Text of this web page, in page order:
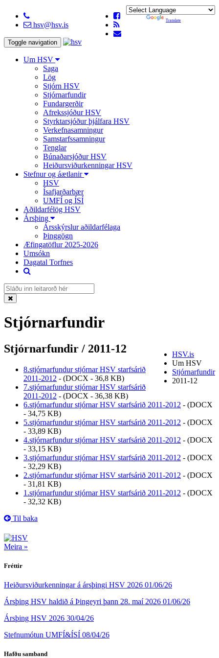
hsv@hsv.is
Translate
Toggle navigation
Um HSV
Saga
Lög
Stjórn HSV
Stjórnarfundir
Fundargerðir
Afrekssjóður HSV
Styrktarsjóður þjálfara HSV
Verkefnasamningur
Samstarfssamningur
Tenglar
Búnaðarsjóður HSV
Heiðursviðurkenningar HSV
Stefnur og áætlanir
HSV
Ísafjarðarbær
UMFÍ og ÍSÍ
Aðildarfélög HSV
Ársþing
Ársskýrslur aðildarfélaga
Þinggögn
Æfingatöflur 2025-2026
Umsókn
Dagatal Torfnes
Stjórnarfundir
HSV.is
Um HSV
Stjórnarfundir
2011-12
Stjórnarfundir / 2011-12
8.stjórnarfundur stjórnar HSV starfsárið
2011-2012 - (DOCX - 36,8 KB)
7.stjórnarfundur stjórnar HSV starfsárið
2011-2012 - (DOCX - 36,38 KB)
6.stjórnarfundur stjórnar HSV starfsárið 2011-2012 - (DOCX
- 34,75 KB)
5.stjórnarfundur stjórnar HSV starfsárið 2011-2012 - (DOCX
- 33,89 KB)
4.stjórnarfundur stjórnar HSV starfsárið 2011-2012 - (DOCX
- 33,15 KB)
3.stjórnarfundur stjórnar HSV starfsárið 2011-2012 - (DOCX
- 32,29 KB)
2.stjórnarfundur stjórnar HSV starfsárið 2011-2012 - (DOCX
- 31,81 KB)
1.stjórnarfundur stjórnar HSV starfsárið 2011-2012 - (DOCX
- 32,32 KB)
Til baka
Meira »
Fréttir
Heiðursviðurkenningar á ársþingi HSV 2026 01/06/26
Ársþing HSV haldið á Þingeyri þann 28. maí 2026 01/06/26
Ársþing HSV 2026 30/04/26
Stefnumótun UMFÍ&ÍSÍ 08/04/26
Hafðu samband